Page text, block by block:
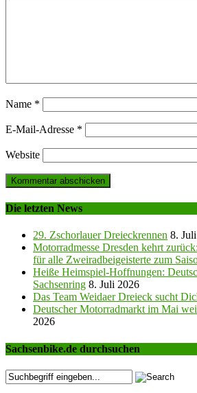
Name *
E-Mail-Adresse *
Website
Die letzten News
29. Zschorlauer Dreieckrennen 8.
Motorradmesse Dresden kehrt
für alle Zweiradbeigeisterte zum
Heiße Heimspiel-Hoffnungen:
Sachsenring 8. Juli 2026
Das Team Weidaer Dreieck sucht
Deutscher Motorradmarkt im Mai
2026
Sachsenbike.de durchsuchen